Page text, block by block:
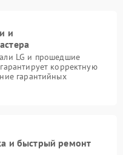
и
LG и прошедшие
корректную
гарантийных
и быстрый ремонт